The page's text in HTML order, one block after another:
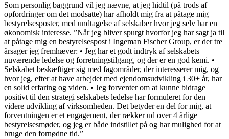
Som personlig baggrund vil jeg nævne, at jeg hidtil (på trods af
opfordringer om det modsatte) har afholdt mig fra at påtage mig
bestyrelsesposter, med undtagelse af selskaber hvor jeg selv har en
økonomisk interesse. ”Når jeg bliver spurgt hvorfor jeg har sagt ja til
at påtage mig en bestyrelsespost i Ingeman Fischer Group, er der tre
årsager jeg fremhæver: • Jeg har et godt indtryk af selskabets
nuværende ledelse og forretningstilgang, og der er en god kemi. •
Selskabet beskæftiger sig med fagområder, der interesserer mig, og
hvor jeg, efter at have arbejdet med ejendomsudvikling i 30+ år, har
en solid erfaring og viden. • Jeg forventer om at kunne bidrage
positivt til den strategi selskabets ledelse har formuleret for den
videre udvikling af virksomheden. Det betyder en del for mig, at
forventningen er et engagement, der rækker ud over 4 årlige
bestyrelsesmøder, og jeg er både indstillet på og har mulighed for at
bruge den fornødne tid.”